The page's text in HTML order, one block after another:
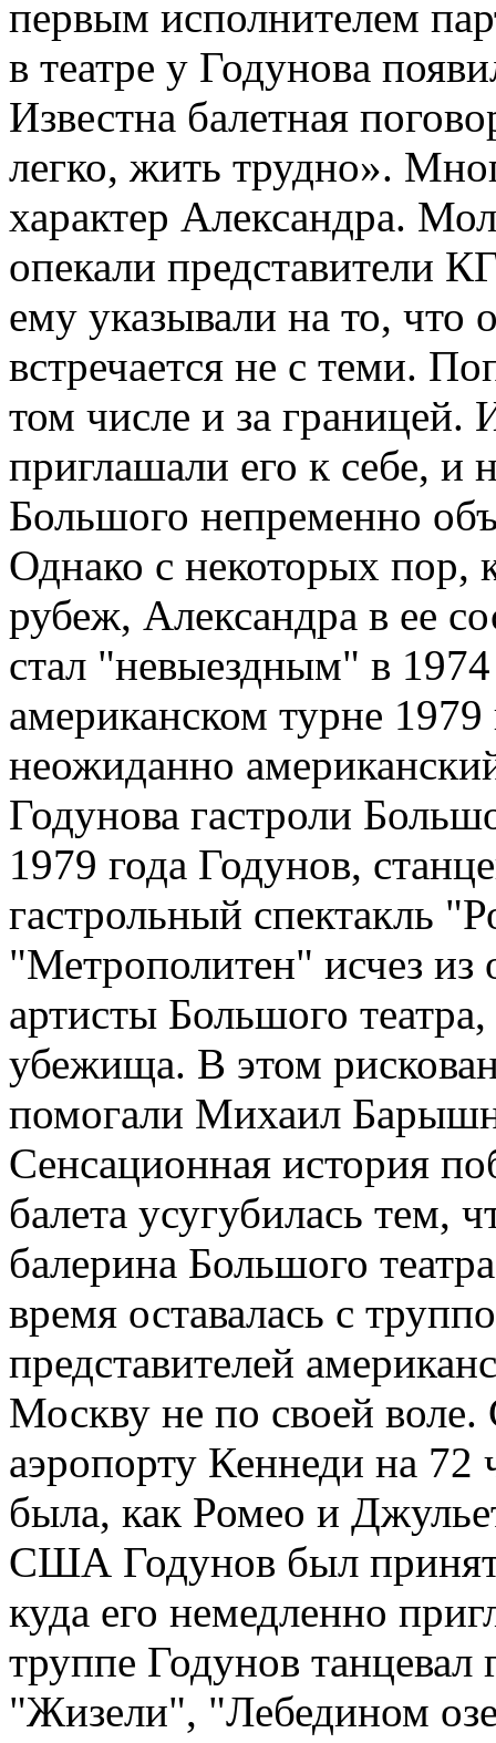
первым исполнителем
в театре у Годyнoвa
Известна балетная
легко, жить трудно».
характер Александра.
опекали представители
ему указывали на то, что
встречается не с теми.
том числе и за границей.
приглашали его к себе, и
Большого непременно
Однако с некоторых пор,
рубеж, Александра в ее
стал "невыездным" в 1974
американском турне
неожиданно
Годунова гастроли
1979 года Годунов,
гастрольный спектакль
"Метрополитен" исчез
артисты Большого
убежища. В этом
помогали Михаил
Сенсационная история
балета усугубилась тем,
балерина Большого
время оставалась с
представителей
Москву не по своей
аэропорту Кеннеди на 72
была, как Ромео и
США Годунов был принят
куда его немедленно
труппе Годунов
"Жизели", "Лебедином